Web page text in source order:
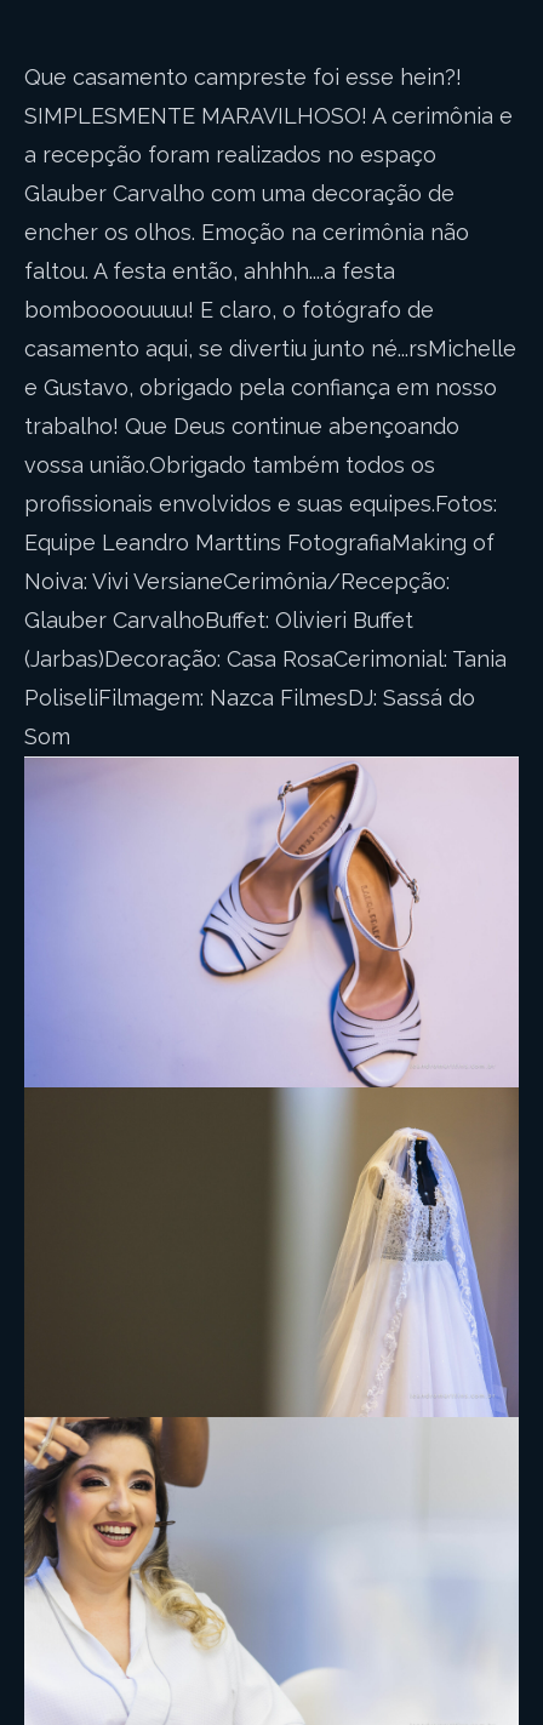
Que casamento campreste foi esse hein?!
SIMPLESMENTE MARAVILHOSO! A cerimônia e
a recepção foram realizados no espaço
Glauber Carvalho com uma decoração de
encher os olhos. Emoção na cerimônia não
faltou. A festa então, ahhhh....a festa
bomboooouuuu! E claro, o fotógrafo de
casamento aqui, se divertiu junto né...rsMichelle
e Gustavo, obrigado pela confiança em nosso
trabalho! Que Deus continue abençoando
vossa união.Obrigado também todos os
profissionais envolvidos e suas equipes.Fotos:
Equipe Leandro Marttins FotografiaMaking of
Noiva: Vivi VersianeCerimônia/Recepção:
Glauber CarvalhoBuffet: Olivieri Buffet
(Jarbas)Decoração: Casa RosaCerimonial: Tania
PoliseliFilmagem: Nazca FilmesDJ: Sassá do
Som